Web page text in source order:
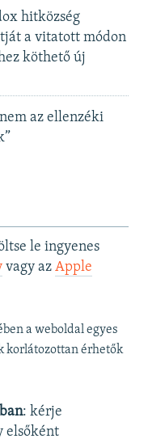
hitközség
a vitatott módon
köthető új
az ellenzéki
le ingyenes
vagy az Apple
a weboldal egyes
korlátozottan érhetők
: kérje
elsőként